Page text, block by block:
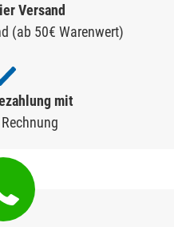
Versand
(ab 50€ Warenwert)
mit